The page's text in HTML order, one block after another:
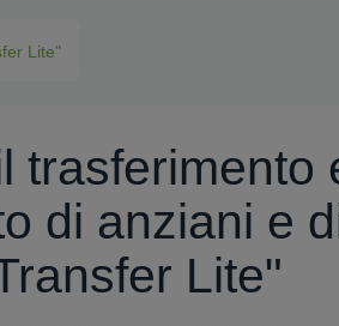
Lite"
trasferimento
di anziani e
Lite"